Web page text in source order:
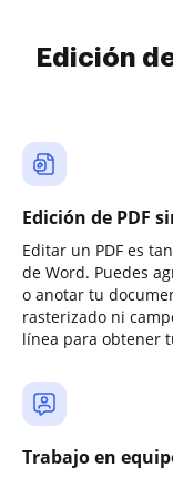
Edición
Edición de PDF
Editar un PDF es
de Word. Puedes
o anotar tu
rasterizado ni
línea para obtener
Trabajo en